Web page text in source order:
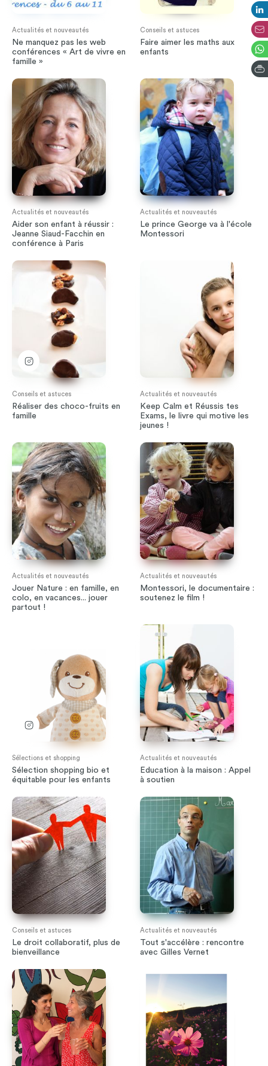
Actualités et nouveautés
Ne manquez pas les web
conférences « Art de vivre en
famille »
Conseils et astuces
Faire aimer les maths aux
enfants
Actualités et nouveautés
Aider son enfant à réussir :
Jeanne Siaud-Facchin en
conférence à Paris
Actualités et nouveautés
Le prince George va à l'école
Montessori
Conseils et astuces
Réaliser des choco-fruits en
famille
Actualités et nouveautés
Keep Calm et Réussis tes
Exams, le livre qui motive les
jeunes !
Actualités et nouveautés
Jouer Nature : en famille, en
colo, en vacances... jouer
partout !
Actualités et nouveautés
Montessori, le documentaire :
soutenez le film !
Sélections et shopping
Sélection shopping bio et
équitable pour les enfants
Actualités et nouveautés
Education à la maison : Appel
à soutien
Conseils et astuces
Le droit collaboratif, plus de
bienveillance
Actualités et nouveautés
Tout s'accélère : rencontre
avec Gilles Vernet